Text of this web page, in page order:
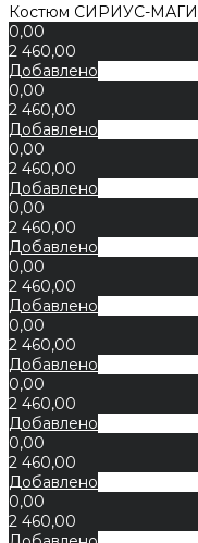
Костюм СИРИУС-
0,00
2 460,00
Добавлено
0,00
2 460,00
Добавлено
0,00
2 460,00
Добавлено
0,00
2 460,00
Добавлено
0,00
2 460,00
Добавлено
0,00
2 460,00
Добавлено
0,00
2 460,00
Добавлено
0,00
2 460,00
Добавлено
0,00
2 460,00